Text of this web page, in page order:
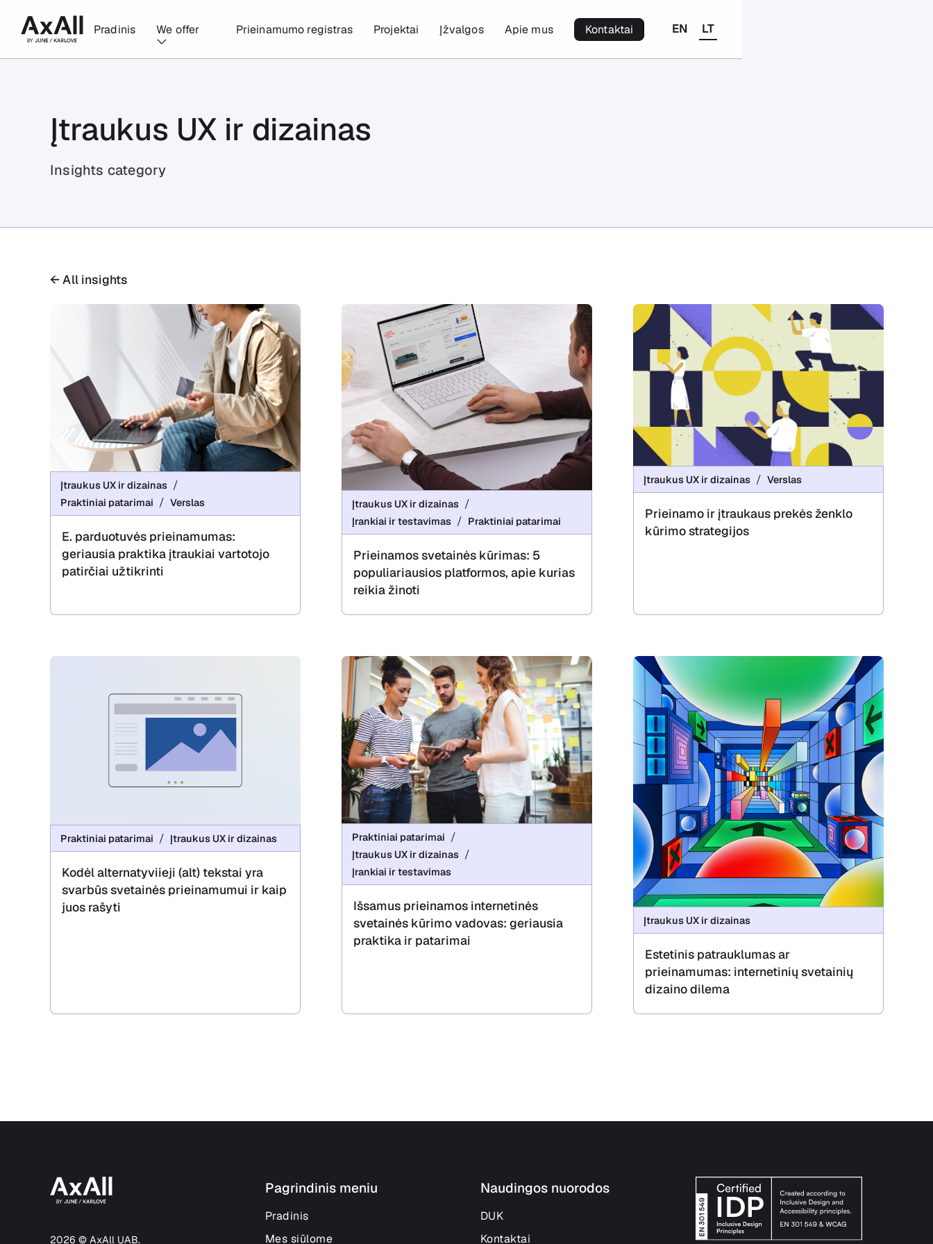
Pradinis We offer Prieinamumo registras Projektai Įžvalgos Apie mus Kontaktai EN LT
Įtraukus UX ir dizainas
Insights category
← All insights
Įtraukus UX ir dizainas
Praktiniai patarimai
Verslas
E. parduotuvės prieinamumas:
geriausia praktika įtraukiai vartotojo
patirčiai užtikrinti
Įtraukus UX ir dizainas
Įrankiai ir testavimas
Praktiniai patarimai
Prieinamos svetainės kūrimas: 5
populiariausios platformos, apie kurias
reikia žinoti
Įtraukus UX ir dizainas Verslas
Prieinamo ir įtraukaus prekės ženklo
kūrimo strategijos
Praktiniai patarimai Įtraukus UX ir dizainas
Kodėl alternatyviieji (alt) tekstai yra
svarbūs svetainės prieinamumui ir kaip
juos rašyti
Praktiniai patarimai
Įtraukus UX ir dizainas
Įrankiai ir testavimas
Išsamus prieinamos internetinės
svetainės kūrimo vadovas: geriausia
praktika ir patarimai
Įtraukus UX ir dizainas
Estetinis patrauklumas ar
prieinamumas: internetinių svetainių
dizaino dilema
2026 © AxAll UAB.
Pagrindinis meniu
Pradinis
Mes siūlome
Naudingos nuorodos
DUK
Kontaktai